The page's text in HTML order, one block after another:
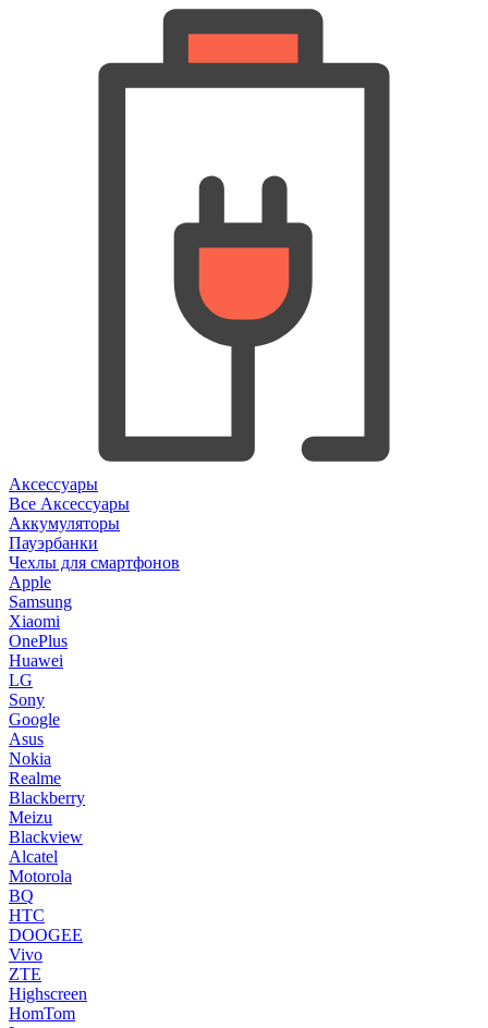
Аксессуары
Все Аксессуары
Аккумуляторы
Пауэрбанки
Чехлы для смартфонов
Apple
Samsung
Xiaomi
OnePlus
Huawei
LG
Sony
Google
Asus
Nokia
Realme
Blackberry
Meizu
Blackview
Alcatel
Motorola
BQ
HTC
DOOGEE
Vivo
ZTE
Highscreen
HomTom